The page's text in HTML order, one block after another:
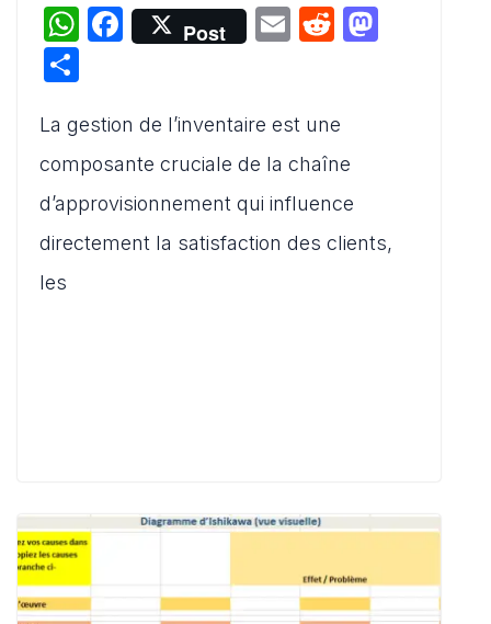
W
s
A
p
p
F
a
e
b
o
o
Post
E
l
R
di
t
n
ta
g
er
La gestion de l’inventaire est une
composante cruciale de la chaîne
d’approvisionnement qui influence
directement la satisfaction des clients,
les